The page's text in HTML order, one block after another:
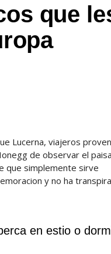
que
Lucerna, viajeros
de observar el
que simplemente sirve
y no ha
en estio o